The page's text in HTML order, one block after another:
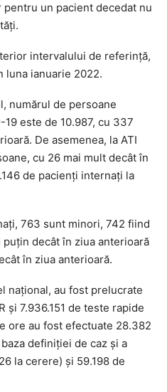
un pacient decedat nu
intervalului de referinţă,
luna ianuarie 2022.
numărul de persoane
este de 10.987, cu 337
De asemenea, la ATI
cu 26 mai mult decât în
de pacienţi internaţi la
763 sunt minori, 742 fiind
decât în ziua anterioară
în ziua anterioară.
naţional, au fost prelucrate
şi 7.936.151 de teste rapide
ore au fost efectuate 28.382
definiţiei de caz şi a
la cerere) şi 59.198 de